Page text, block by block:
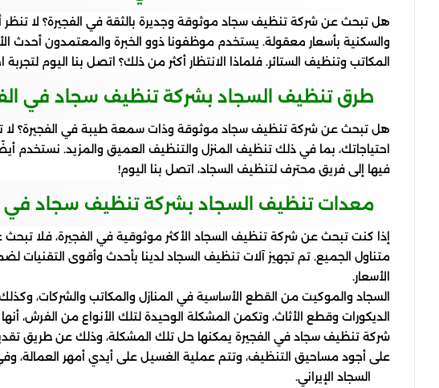
هل تبحث عن شركة تنظيف سجاد موثوقة وجديرة بالثقة في الفجيرة؟ لا
والسكنية بأسعار معقولة. يستخدم موظفونا ذوو الخبرة والمعتمدون أحدث
المكاتب وتنظيف الستائر. فلماذا الانتظار أكثر من ذلك؟ اتصل بنا اليوم
طرق تنظيف السجاد بشركة تنظيف سجاد في
هل تبحث عن شركة تنظيف سجاد موثوقة وذات سمعة طيبة في الفجيرة؟
احتياجاتك، بما في ذلك تنظيف المنزل والتنظيف العميق والمزيد. نستخدم
فيها إلى فريق محترف لتنظيف السجاد، اتصل بنا اليوم!
معدات تنظيف السجاد بشركة تنظيف سجاد في
إذا كنت تبحث عن شركة تنظيف السجاد الأكثر موثوقية في الفجيرة، فلا
متناول الجميع. تم تجهيز آلات تنظيف السجاد لدينا بأحدث وأقوى
الأسعار.
السجاد والموكيت من القطع الأساسية في المنازل والمكاتب والشركات،
الديكورات وقطع الأثاث، وتكمن المشكلة الوحيدة لتلك الأنواع من الفرش،
شركة تنظيف سجاد في الفجيرة يمكنها حل تلك المشكلة، وذلك عن طريق
على أجود مساحيق التنظيف، وتتم عملية الغسيل على أيدي أمهر العمالة،
السجاد الإيراني.